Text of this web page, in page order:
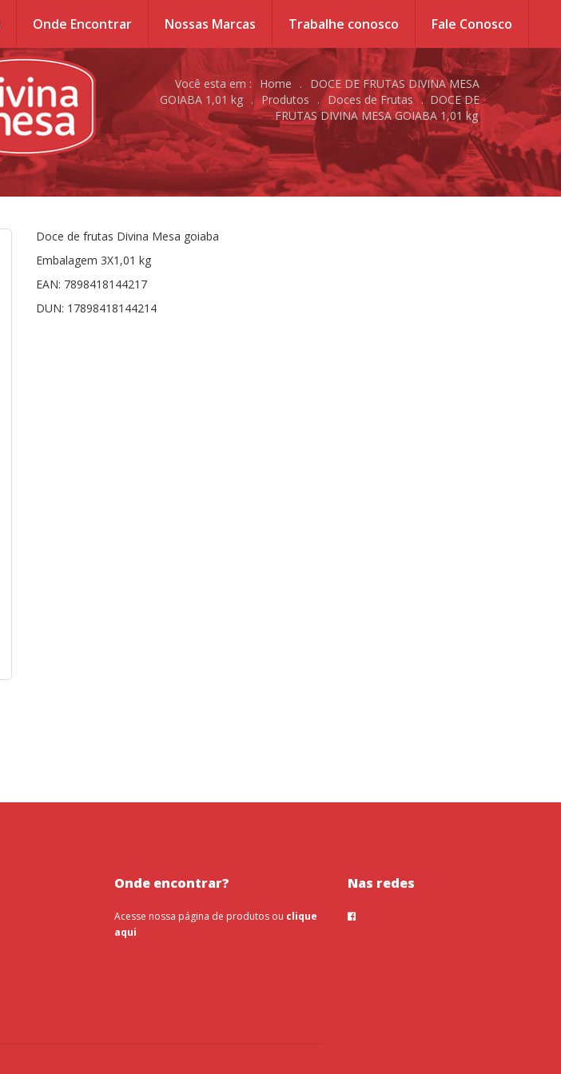
Onde Encontrar Nossas Marcas Trabalhe conosco Fale Conosco
Você esta em : Home .
DOCE DE FRUTAS DIVINA MESA
GOIABA 1,01 kg . Produtos . Doces de Frutas . DOCE DE
FRUTAS DIVINA MESA GOIABA 1,01 kg
Doce de frutas Divina Mesa goiaba
Embalagem 3X1,01 kg
EAN: 7898418144217
DUN: 17898418144214
Onde encontrar?
Acesse nossa página de produtos ou clique
aqui
Nas redes